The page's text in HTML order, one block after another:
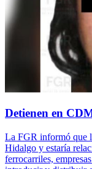
Detienen en
La FGR informó que
Hidalgo y estaría
ferrocarriles,